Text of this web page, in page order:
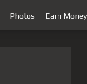
Photos Earn Money